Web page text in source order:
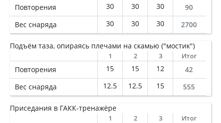
Повторения 30 30 30
90
Вес снаряда
30 30 30 2700
Подъём таза, опираясь плечами на скамью ("мостик")
1 2 3 Итог
Повторения 15 15 12
42
Вес снаряда
12.5 12.5 15 555
Приседания в ГАКК-тренажёре
1 2 3 Итог